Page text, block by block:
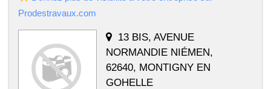
Prodestravaux.com
13 BIS, AVENUE
NORMANDIE NIÉMEN,
62640, MONTIGNY EN
GOHELLE